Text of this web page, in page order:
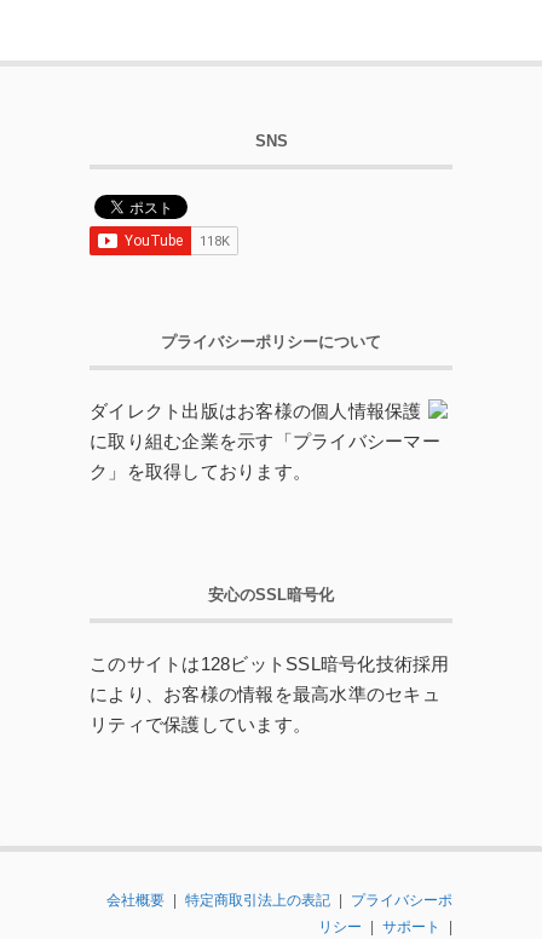
SNS
プライバシーポリシーについて
ダイレクト出版はお客様の個人情報保護
に取り組む企業を示す「プライバシーマー
ク」を取得しております。
安心のSSL暗号化
このサイトは128ビットSSL暗号化技術採用
により、お客様の情報を最高水準のセキュ
リティで保護しています。
会社概要 | 特定商取引法上の表記 |
プライバシーポ
リシー
| サポート |